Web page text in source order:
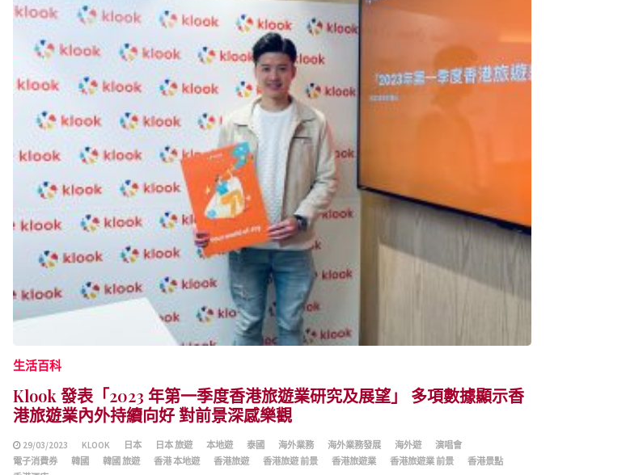
生活百科
Klook 發表「2023 年第一季度香港旅遊業研究及展望」 多項數據顯示香
港旅遊業內外持續向好 對前景深感樂觀
29/03/2023 KLOOK 日本 日本 旅遊 本地遊 泰國 海外業務 海外業務發展 海外遊
演唱會
電子消費券
韓國 韓國 旅遊 香港 本地遊 香港旅遊 香港旅遊 前景 香港旅遊業 香港旅遊業 前景
香港景點